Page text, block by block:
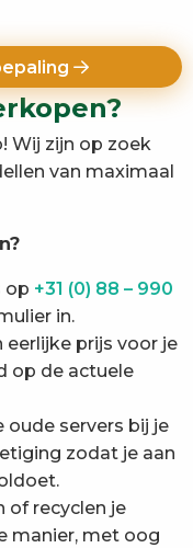
Wij zijn op zoek
van maximaal
op +31 (0) 88 – 990
in.
eerlijke prijs voor je
op de actuele
oude servers bij je
zodat je aan
of recyclen je
manier, met oog